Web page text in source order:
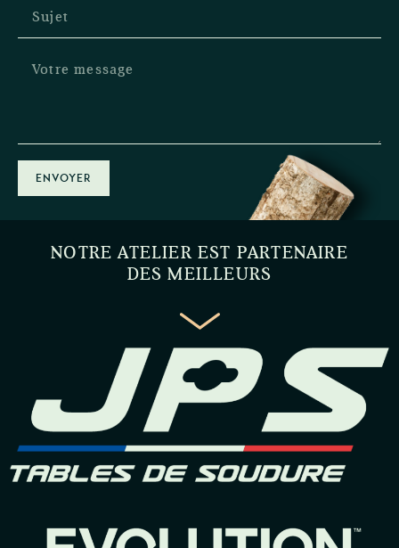
ENVOYER
NOTRE ATELIER EST PARTENAIRE
DES MEILLEURS